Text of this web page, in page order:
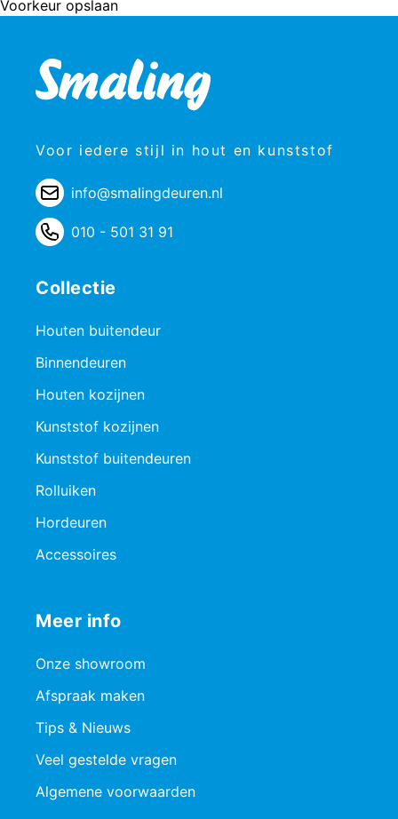
Voorkeur opslaan
Voor iedere stijl in hout en kunststof
info@smalingdeuren.nl
010 - 501 31 91
Collectie
Houten buitendeur
Binnendeuren
Houten kozijnen
Kunststof kozijnen
Kunststof buitendeuren
Rolluiken
Hordeuren
Accessoires
Meer info
Onze showroom
Afspraak maken
Tips & Nieuws
Veel gestelde vragen
Algemene voorwaarden